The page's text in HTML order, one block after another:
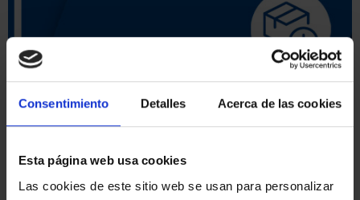
Consentimiento Detalles Acerca de las cookies
Esta página web usa cookies
Las cookies de este sitio web se usan para personalizar